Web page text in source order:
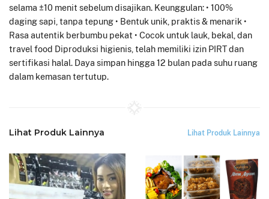
selama ±10 menit sebelum disajikan. Keunggulan: • 100%
daging sapi, tanpa tepung • Bentuk unik, praktis & menarik •
Rasa autentik berbumbu pekat • Cocok untuk lauk, bekal, dan
travel food Diproduksi higienis, telah memiliki izin PIRT dan
sertifikasi halal. Daya simpan hingga 12 bulan pada suhu ruang
dalam kemasan tertutup.
Lihat Produk Lainnya Lihat Produk Lainnya